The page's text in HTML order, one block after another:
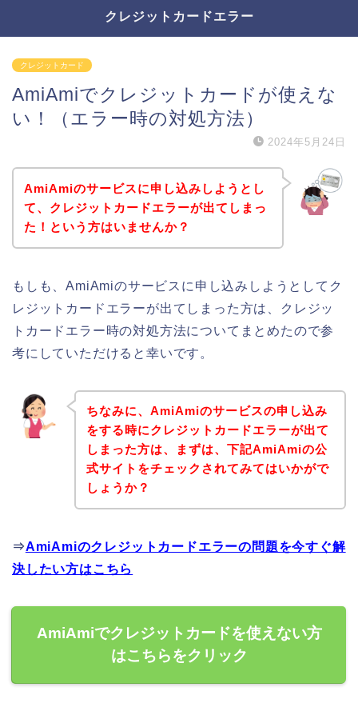
クレジットカードエラー
クレジットカード
AmiAmiでクレジットカードが使えな
い！（エラー時の対処方法）
2024年5月24日
AmiAmiのサービスに申し込みしようとし
て、クレジットカードエラーが出てしまっ
た！という方はいませんか？
もしも、AmiAmiのサービスに申し込みしようとしてク
レジットカードエラーが出てしまった方は、クレジッ
トカードエラー時の対処方法についてまとめたので参
考にしていただけると幸いです。
ちなみに、AmiAmiのサービスの申し込み
をする時にクレジットカードエラーが出て
しまった方は、まずは、下記AmiAmiの公
式サイトをチェックされてみてはいかがで
しょうか？
⇒AmiAmiのクレジットカードエラーの問題を今すぐ解
決したい方はこちら
AmiAmiでクレジットカードを使えない方
はこちらをクリック